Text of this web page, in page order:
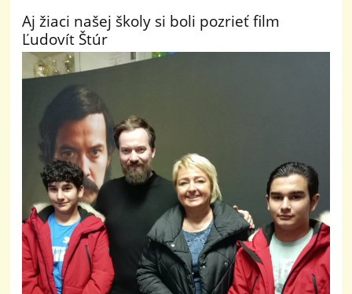
Aj žiaci našej školy si boli pozrieť film
Ľudovít Štúr